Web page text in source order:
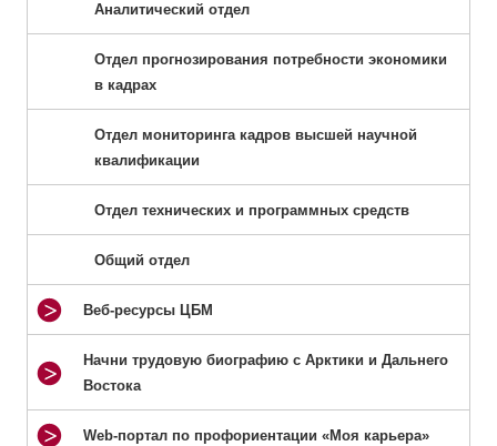
Аналитический отдел
Отдел прогнозирования потребности экономики
в кадрах
Отдел мониторинга кадров высшей научной
квалификации
Отдел технических и программных средств
Общий отдел
Веб-ресурсы ЦБМ
Начни трудовую биографию с Арктики и Дальнего
Востока
Web-портал по профориентации «Моя карьера»